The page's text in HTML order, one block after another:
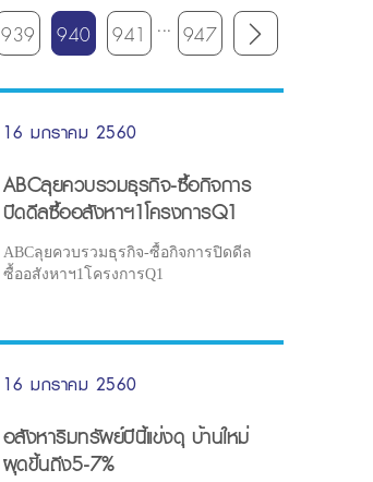
939 940 941 ... 947
16 มกราคม 2560
ABCลุยควบรวมธุรกิจ-ซื้อกิจการ
ปิดดีลซื้ออสังหาฯ1โครงการQ1
ABCลุยควบรวมธุรกิจ-ซื้อกิจการปิดดีล
ซื้ออสังหาฯ1โครงการQ1
16 มกราคม 2560
อสังหาริมทรัพย์ปีนี้แข่งดุ บ้านใหม่
ผุดขึ้นถึง5-7%